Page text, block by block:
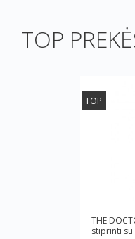
TOP
TOP
THE
stiprinti su